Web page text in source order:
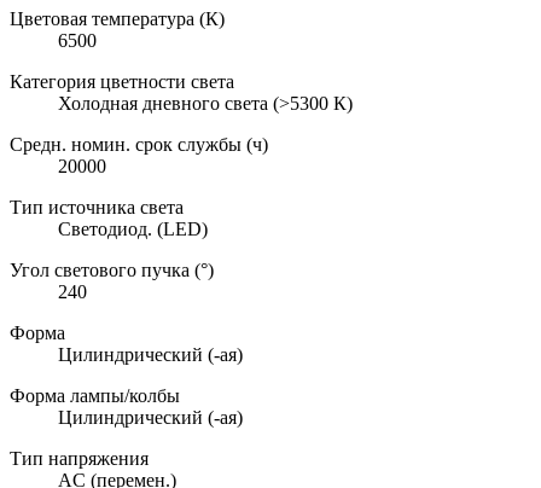
Цветовая температура (К)
6500
Категория цветности света
Холодная дневного света (>5300 К)
Средн. номин. срок службы (ч)
20000
Тип источника света
Светодиод. (LED)
Угол светового пучка (°)
240
Форма
Цилиндрический (-ая)
Форма лампы/колбы
Цилиндрический (-ая)
Тип напряжения
AC (перемен.)